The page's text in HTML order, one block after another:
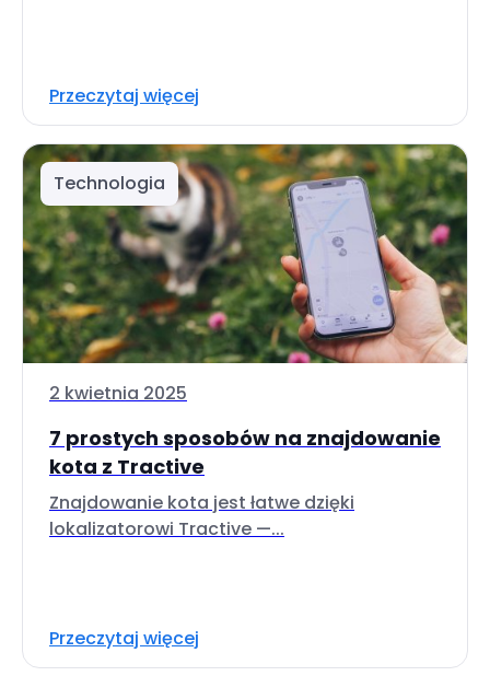
Przeczytaj więcej
Technologia
2 kwietnia 2025
7 prostych sposobów na znajdowanie
kota z Tractive
Znajdowanie kota jest łatwe dzięki
lokalizatorowi Tractive —...
Przeczytaj więcej